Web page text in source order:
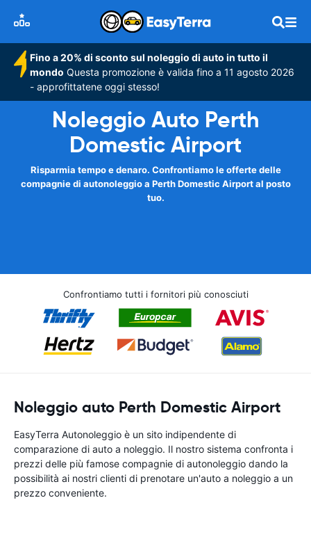
Fino a 20% di sconto sul noleggio di auto in tutto il
mondo Questa promozione è valida fino a 11 agosto 2026
- approfittatene oggi stesso!
Noleggio Auto Perth
Domestic Airport
Risparmia tempo e denaro. Confrontiamo le offerte delle
compagnie di autonoleggio a Perth Domestic Airport al posto
tuo.
Confrontiamo tutti i fornitori più conosciuti
Noleggio auto Perth Domestic Airport
EasyTerra Autonoleggio è un sito indipendente di
comparazione di auto a noleggio. Il nostro sistema confronta i
prezzi delle più famose compagnie di autonoleggio dando la
possibilità ai nostri clienti di prenotare un'auto a noleggio a un
prezzo conveniente.